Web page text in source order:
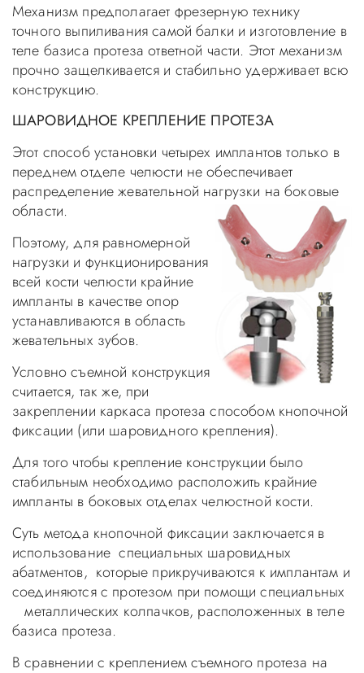
Механизм предполагает фрезерную технику
точного выпиливания самой балки и изготовление в
теле базиса протеза ответной части. Этот механизм
прочно защелкивается и стабильно удерживает всю
конструкцию.
ШАРОВИДНОЕ КРЕПЛЕНИЕ ПРОТЕЗА
Этот способ установки четырех имплантов только в
переднем отделе челюсти не обеспечивает
распределение жевательной нагрузки на боковые
области.
Поэтому, для равномерной
нагрузки и функционирования
всей кости челюсти крайние
импланты в качестве опор
устанавливаются в область
жевательных зубов.
Условно съемной конструкция
считается, так же, при
закреплении каркаса протеза способом кнопочной
фиксации (или шаровидного крепления).
Для того чтобы крепление конструкции было
стабильным необходимо расположить крайние
импланты в боковых отделах челюстной кости.
Суть метода кнопочной фиксации заключается в
использование специальных шаровидных
абатментов, которые прикручиваются к имплантам и
соединяются с протезом при помощи специальных
металлических колпачков, расположенных в теле
базиса протеза.
В сравнении с креплением съемного протеза на